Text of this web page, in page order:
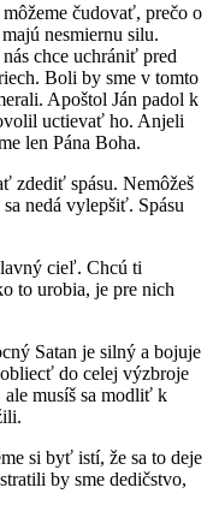
čudovať, prečo o
nesmiernu silu.
chce uchrániť pred
Boli by sme v tomto
Apoštol Ján padol k
uctievať ho. Anjeli
len Pána Boha.
zdediť spásu. Nemôžeš
nedá vylepšiť. Spásu
cieľ. Chcú ti
to urobia, je pre nich
Satan je silný a bojuje
do celej výzbroje
musíš sa modliť k
si byť istí, že sa to deje
by sme dedičstvo,